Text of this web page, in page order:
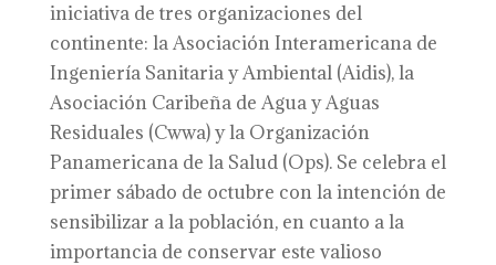
iniciativa de tres organizaciones del
continente: la Asociación Interamericana de
Ingeniería Sanitaria y Ambiental (Aidis), la
Asociación Caribeña de Agua y Aguas
Residuales (Cwwa) y la Organización
Panamericana de la Salud (Ops). Se celebra el
primer sábado de octubre con la intención de
sensibilizar a la población, en cuanto a la
importancia de conservar este valioso